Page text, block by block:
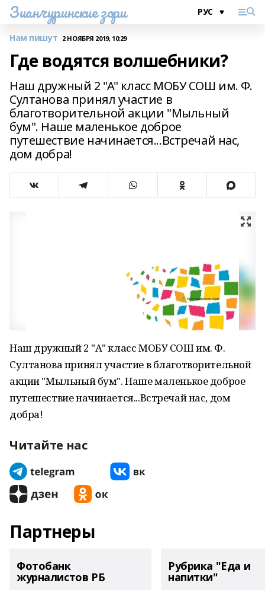
Зианчуринские зори
Нам пишут 2 НОЯБРЯ 2019, 10:29
Где водятся волшебники?
Наш дружный 2 "А" класс МОБУ СОШ им. Ф.
Султанова принял участие в
благотворительной акции "Мыльный
бум". Наше маленькое доброе
путешествие начинается...Встречай нас,
дом добра!
Наш дружный 2 "А" класс МОБУ СОШ им. Ф.
Султанова принял участие в благотворительной
акции "Мыльный бум". Наше маленькое доброе
путешествие начинается...Встречай нас, дом
добра!
Читайте нас
Партнеры
Фотобанк
журналистов РБ
Рубрика "Еда и
напитки"